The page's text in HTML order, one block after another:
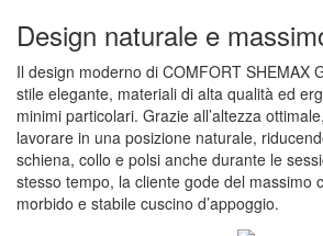
Design naturale e
Il design moderno di COMFORT SHEMAX
stile elegante, materiali di alta qualità ed
minimi particolari. Grazie all’altezza
lavorare in una posizione naturale,
schiena, collo e polsi anche durante le
stesso tempo, la cliente gode del massimo
morbido e stabile cuscino d’appoggio.